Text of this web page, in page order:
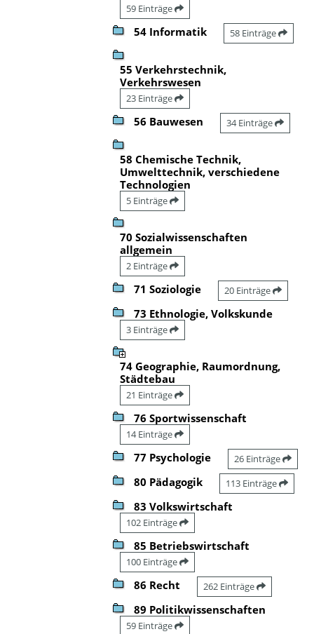
59 Einträge
54 Informatik 58 Einträge
55 Verkehrstechnik,
Verkehrswesen
23 Einträge
56 Bauwesen 34 Einträge
58 Chemische Technik,
Umwelttechnik, verschiedene
Technologien
5 Einträge
70 Sozialwissenschaften
allgemein
2 Einträge
71 Soziologie 20 Einträge
73 Ethnologie, Volkskunde
3 Einträge
74 Geographie, Raumordnung,
Städtebau
21 Einträge
76 Sportwissenschaft
14 Einträge
77 Psychologie 26 Einträge
80 Pädagogik 113 Einträge
83 Volkswirtschaft
102 Einträge
85 Betriebswirtschaft
100 Einträge
86 Recht 262 Einträge
89 Politikwissenschaften
59 Einträge